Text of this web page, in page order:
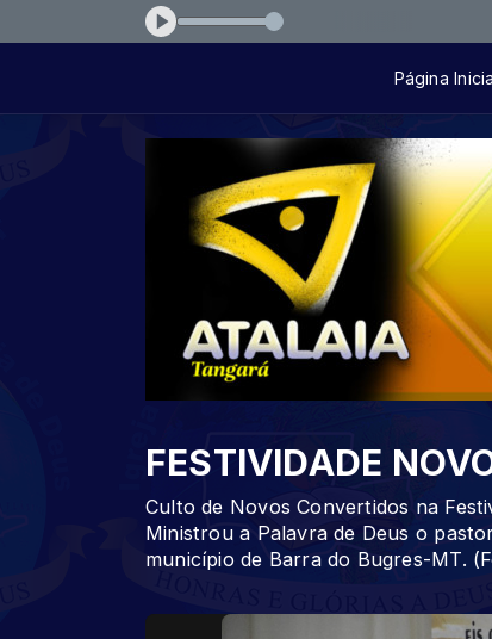
Página
FESTIVIDADE
Culto de Novos Convertidos na
Ministrou a Palavra de Deus o
município de Barra do Bugres-MT.